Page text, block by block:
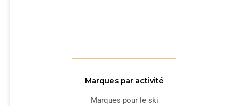
Marques par activité
Marques pour le ski